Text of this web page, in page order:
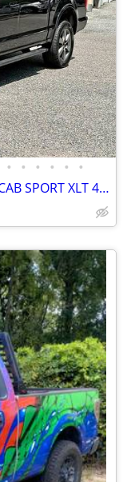
• • • • • •
2015 FORD F-150 SUPERCREW CREW CAB SPORT XLT 4WD 3.5L V6 ECOBOOST